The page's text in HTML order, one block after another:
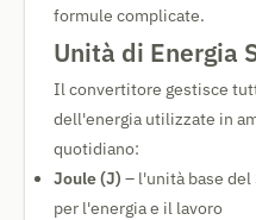
formule complicate.
Unità di Energia
Il convertitore gestisce
dell'energia utilizzate in
quotidiano:
Joule (J) – l'unità base
per l'energia e il lavoro